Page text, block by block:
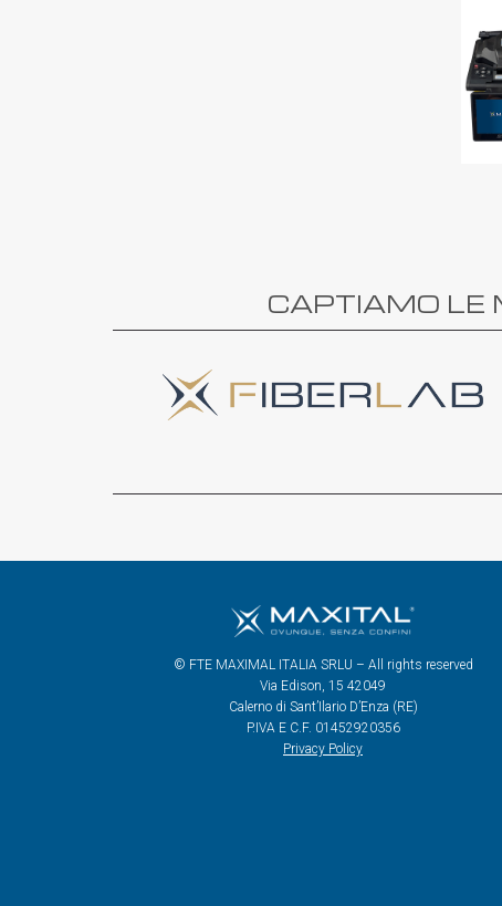
CAPTIAMO LE
© FTE MAXIMAL ITALIA SRLU – All rights reserved
Via Edison, 15 42049
Calerno di Sant’Ilario D’Enza (RE)
P.IVA E C.F. 01452920356
Privacy Policy